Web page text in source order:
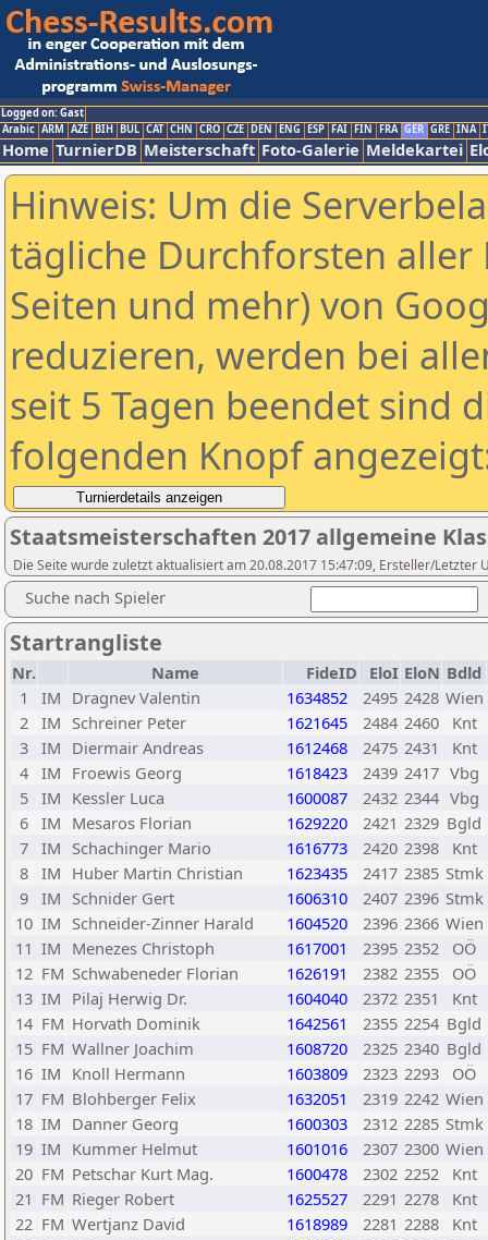
Logged on: Gast
Arabic ARM AZE BIH BUL CAT CHN CRO CZE DEN ENG ESP FAI FIN FRA GER GRE INA
Home TurnierDB Meisterschaft Foto-Galerie Meldekartei
Hinweis: Um die
tägliche Durchforsten aller
Seiten und mehr) von
reduzieren, werden bei
seit 5 Tagen beendet sind
folgenden Knopf
Staatsmeisterschaften 2017 allgemeine
Die Seite wurde zuletzt aktualisiert am 20.08.2017 15:47:09, Ersteller/Letzter
Suche nach Spieler
Startrangliste
Nr. Name FideID EloI EloN Bdld
1
IM Dragnev Valentin 1634852 2495 2428 Wien
2 IM Schreiner Peter 1621645 2484 2460
Knt
3 IM Diermair Andreas 1612468 2475 2431
Knt
4 IM Froewis Georg 1618423 2439 2417 Vbg
5 IM Kessler Luca 1600087 2432 2344 Vbg
6 IM Mesaros Florian 1629220 2421 2329 Bgld
7 IM Schachinger Mario 1616773 2420 2398
Knt
8 IM Huber Martin Christian 1623435 2417 2385 Stmk
9 IM Schnider Gert 1606310 2407 2396 Stmk
10 IM Schneider-Zinner Harald 1604520 2396 2366 Wien
11 IM Menezes Christoph 1617001 2395 2352
OÖ
12 FM Schwabeneder Florian 1626191 2382 2355
OÖ
13 IM Pilaj Herwig Dr. 1604040 2372 2351
Knt
14 FM Horvath Dominik 1642561 2355 2254 Bgld
15 FM Wallner Joachim 1608720 2325 2340 Bgld
16 IM Knoll Hermann 1603809 2323 2293
OÖ
17 FM Blohberger Felix 1632051 2319 2242 Wien
18 IM Danner Georg 1600303 2312 2285 Stmk
19 IM Kummer Helmut 1601016 2307 2300 Wien
20 FM Petschar Kurt Mag. 1600478 2302 2252
Knt
21 FM Rieger Robert 1625527 2291 2278
Knt
22 FM Wertjanz David 1618989 2281 2288
Knt